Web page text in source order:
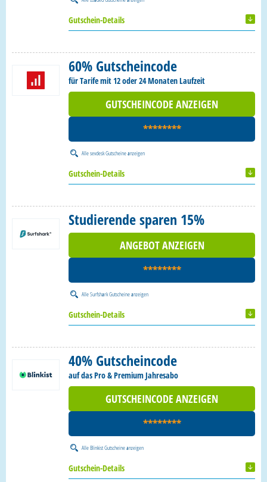
Gutschein-Details
60% Gutscheincode
für Tarife mit 12 oder 24 Monaten Laufzeit
GUTSCHEINCODE ANZEIGEN
********
Allesevdesk Gutscheineanzeigen
Gutschein-Details
Studierende sparen 15%
ANGEBOT ANZEIGEN
********
AlleSurfshark Gutscheineanzeigen
Gutschein-Details
40% Gutscheincode
auf das Pro & Premium Jahresabo
GUTSCHEINCODE ANZEIGEN
********
AlleBlinkist Gutscheineanzeigen
Gutschein-Details